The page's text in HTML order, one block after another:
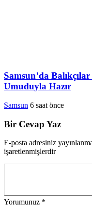
Samsun’da
Umuduyla Hazır
Samsun 6 saat önce
Bir Cevap Yaz
E-posta adresiniz
işaretlenmişlerdir
Yorumunuz *